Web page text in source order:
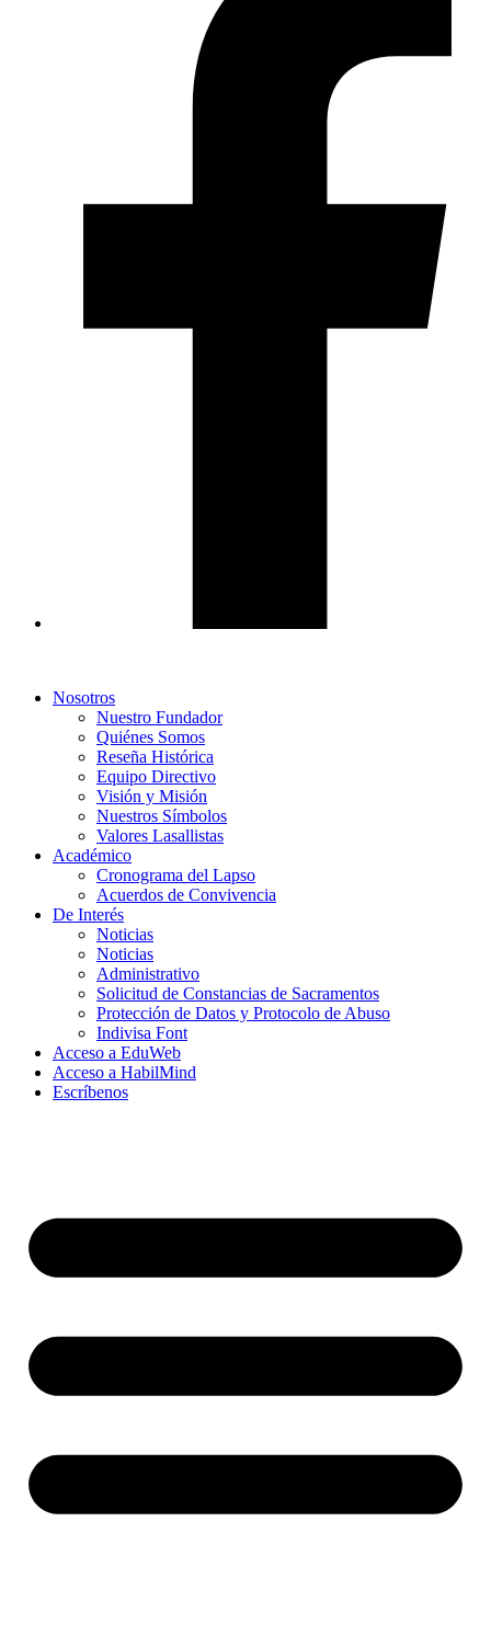
Nosotros
Nuestro Fundador
Quiénes Somos
Reseña Histórica
Equipo Directivo
Visión y Misión
Nuestros Símbolos
Valores Lasallistas
Académico
Cronograma del Lapso
Acuerdos de Convivencia
De Interés
Noticias
Noticias
Administrativo
Solicitud de Constancias de Sacramentos
Protección de Datos y Protocolo de Abuso
Indivisa Font
Acceso a EduWeb
Acceso a HabilMind
Escríbenos